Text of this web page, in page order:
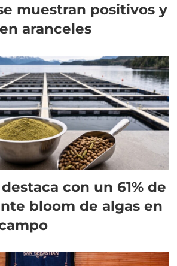
muestran positivos y
aranceles
con un 61% de
bloom de algas en